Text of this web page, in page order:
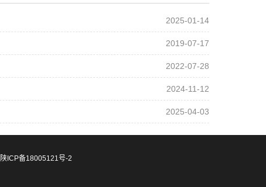
2025-01-14
2019-07-17
2022-07-28
2024-11-12
2025-04-03
陕ICP备18005121号-2